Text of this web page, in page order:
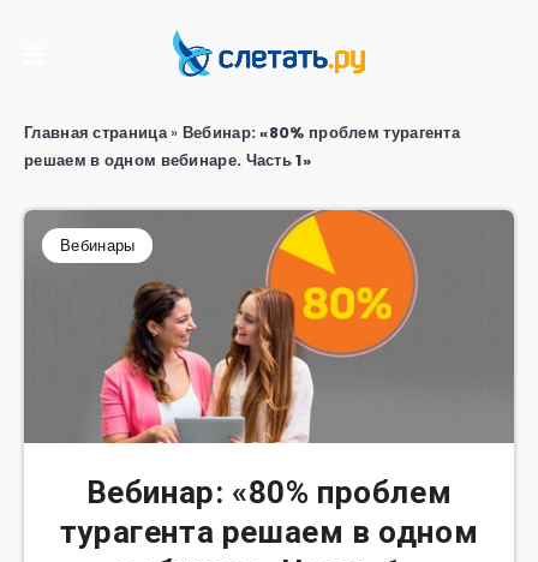
Главная страница» Вебинар: «80% проблем турагента
решаем в одном вебинаре. Часть 1»
Вебинары
Вебинар: «80% проблем
турагента решаем в одном